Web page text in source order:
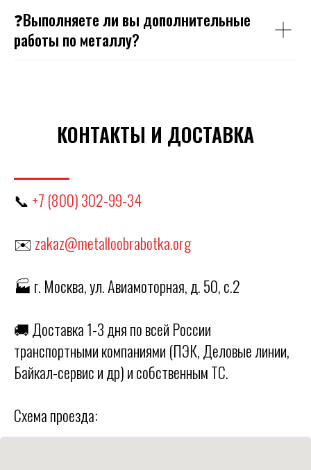
❓Выполняете ли вы дополнительные
работы по металлу?
КОНТАКТЫ И ДОСТАВКА
📞 +7 (800) 302-99-34
✉️ zakaz@metalloobrabotka.org
🏭 г. Москва, ул. Авиамоторная, д. 50, с.2
🚚 Доставка 1-3 дня по всей России
транспортными компаниями (ПЭК, Деловые линии,
Байкал-сервис и др) и собственным ТС.
Схема проезда: